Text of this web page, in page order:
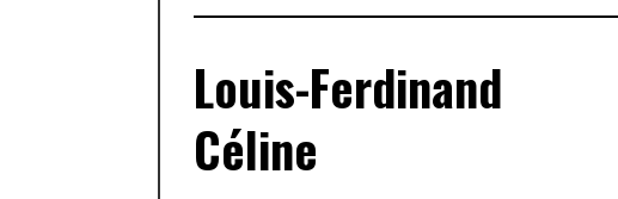
Louis-Ferdinand
Céline